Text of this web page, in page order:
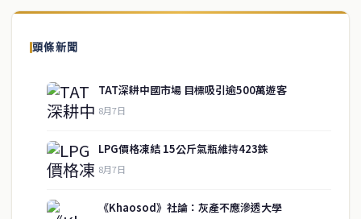
頭條新聞
TAT深耕中國市場 目標吸引逾500萬遊客
8月7日
LPG價格凍結 15公斤氣瓶維持423銖
8月7日
《Khaosod》社論：灰產不應滲透大學